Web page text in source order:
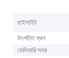
হাইলাইট
উৎপত্তি স্থল
ডেলিভারি সময়